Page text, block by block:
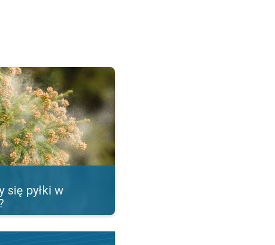
w powietrzu?. Alergia na pyłki. . .
się pyłki w